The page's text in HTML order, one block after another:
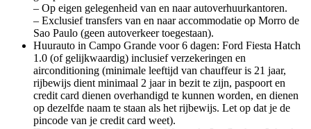
– Op eigen gelegenheid van en naar autoverhuurkantoren.
– Exclusief transfers van en naar accommodatie op Morro de
Sao Paulo (geen autoverkeer toegestaan).
Huurauto in Campo Grande voor 6 dagen: Ford Fiesta Hatch
1.0 (of gelijkwaardig) inclusief verzekeringen en
airconditioning (minimale leeftijd van chauffeur is 21 jaar,
rijbewijs dient minimaal 2 jaar in bezit te zijn, paspoort en
credit card dienen overhandigd te kunnen worden, en dienen
op dezelfde naam te staan als het rijbewijs. Let op dat je de
pincode van je credit card weet).